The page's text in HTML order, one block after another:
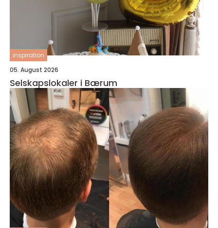
inspiration
05. August 2026
Selskapslokaler i Bærum